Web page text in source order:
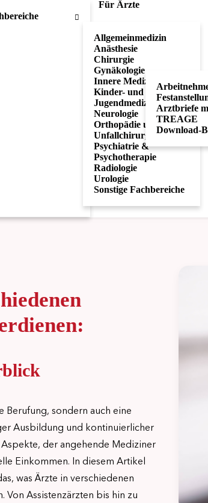
Allgemeinmedizin
Anästhesie
Chirurgie
Gynäkologie
Innere Medizin
Kinder- und
Jugendmedizin
Neurologie
Orthopädie und
Unfallchirurgie
Psychiatrie &
Psychotherapie
Radiologie
Urologie
Sonstige Fachbereiche
Für Ärzte
Arztbriefe
TREAGE
Download-
Berufung, sondern auch eine
Ausbildung und kontinuierlicher
der angehende Mediziner
Einkommen. In diesem Artikel
was Ärzte in verschiedenen
Von Assistenzärzten bis hin zu